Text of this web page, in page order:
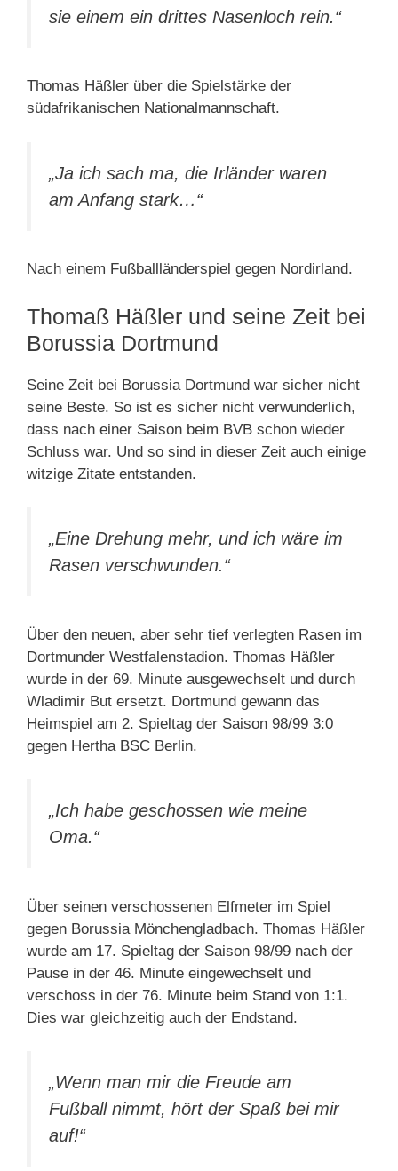
sie einem ein drittes Nasenloch rein.“
Thomas Häßler über die Spielstärke der
südafrikanischen Nationalmannschaft.
„Ja ich sach ma, die Irländer waren
am Anfang stark…“
Nach einem Fußballländerspiel gegen Nordirland.
Thomaß Häßler und seine Zeit bei
Borussia Dortmund
Seine Zeit bei Borussia Dortmund war sicher nicht
seine Beste. So ist es sicher nicht verwunderlich,
dass nach einer Saison beim BVB schon wieder
Schluss war. Und so sind in dieser Zeit auch einige
witzige Zitate entstanden.
„Eine Drehung mehr, und ich wäre im
Rasen verschwunden.“
Über den neuen, aber sehr tief verlegten Rasen im
Dortmunder Westfalenstadion. Thomas Häßler
wurde in der 69. Minute ausgewechselt und durch
Wladimir But ersetzt. Dortmund gewann das
Heimspiel am 2. Spieltag der Saison 98/99 3:0
gegen Hertha BSC Berlin.
„Ich habe geschossen wie meine
Oma.“
Über seinen verschossenen Elfmeter im Spiel
gegen Borussia Mönchengladbach. Thomas Häßler
wurde am 17. Spieltag der Saison 98/99 nach der
Pause in der 46. Minute eingewechselt und
verschoss in der 76. Minute beim Stand von 1:1.
Dies war gleichzeitig auch der Endstand.
„Wenn man mir die Freude am
Fußball nimmt, hört der Spaß bei mir
auf!“